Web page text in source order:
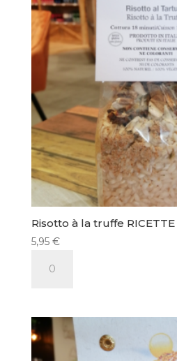
DELLA
NONNA
Risotto à la truffe
5,95 €
la
truffe
RICETTE